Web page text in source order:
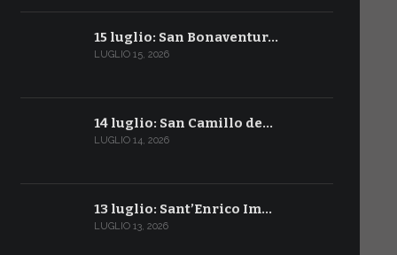
15 luglio: San Bonaventur…
LUGLIO 15, 2026
14 luglio: San Camillo de…
LUGLIO 14, 2026
13 luglio: Sant’Enrico Im…
LUGLIO 13, 2026